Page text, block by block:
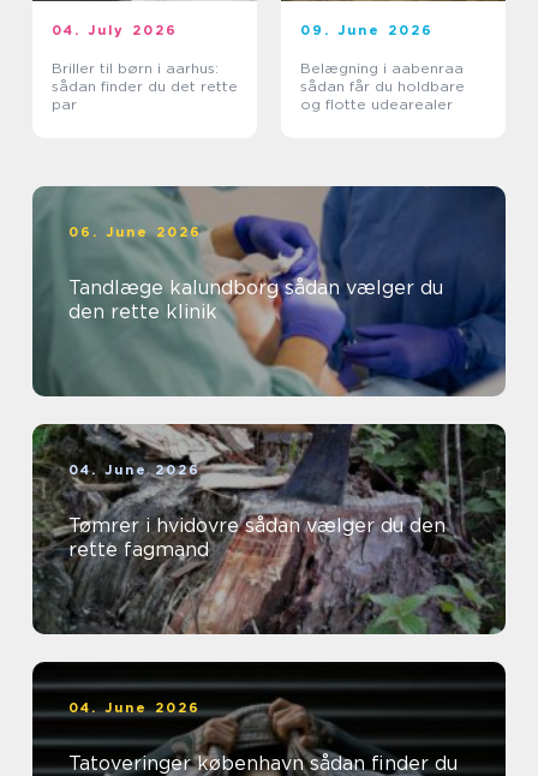
04. July 2026
Briller til børn i aarhus:
sådan finder du det rette
par
09. June 2026
Belægning i aabenraa
sådan får du holdbare
og flotte udearealer
06. June 2026
Tandlæge kalundborg sådan vælger du
den rette klinik
04. June 2026
Tømrer i hvidovre sådan vælger du den
rette fagmand
04. June 2026
Tatoveringer københavn sådan finder du